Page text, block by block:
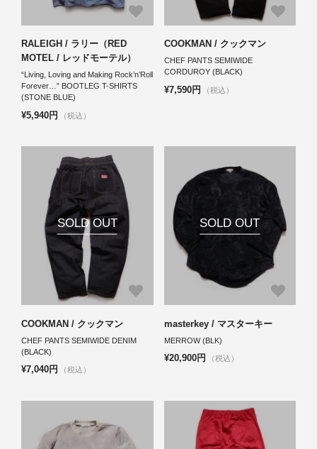
RALEIGH / ラリー（RED
MOTEL / レッドモーテル）
“Living, Loving and Making Rock’n’Roll
Forever…” BOOTLEG T-SHIRTS
(STONE BLUE)
¥5,940円 （税込）
COOKMAN / クックマン
CHEF PANTS SEMIWIDE
CORDUROY (BLACK)
¥7,590円 （税込）
SOLD OUT
COOKMAN / クックマン
CHEF PANTS SEMIWIDE DENIM
(BLACK)
¥7,040円 （税込）
SOLD OUT
masterkey / マスターキー
MERROW (BLK)
¥20,900円 （税込）